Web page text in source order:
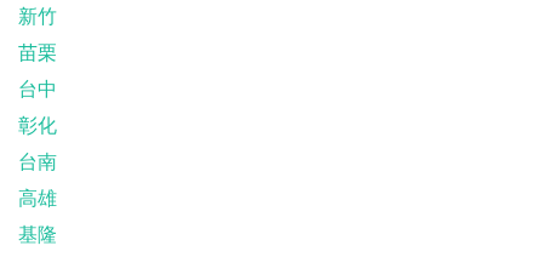
新竹
苗栗
台中
彰化
台南
高雄
基隆